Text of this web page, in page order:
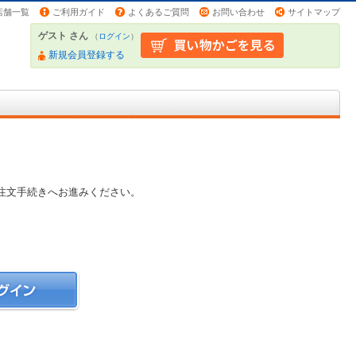
舗一覧 ご利用ガイド よくあるご質問 お問い合わせ サイトマップ
ゲスト さん （ログイン）
新規会員登録する
手続きへお進みください。